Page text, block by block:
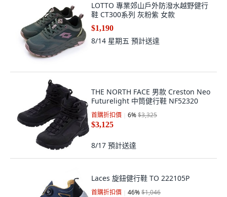
LOTTO 專業郊山戶外防潑水越野健行
鞋 CT300系列 灰粉紫 女款
$1,190
8/14 星期五 預計送達
THE NORTH FACE 男款 Creston Neo
Futurelight 中筒健行鞋 NF52320
首購折扣價 6%$3,325
$3,125
8/17 預計送達
Laces 旋鈕健行鞋 TO 222105P
首購折扣價 46%$1,046